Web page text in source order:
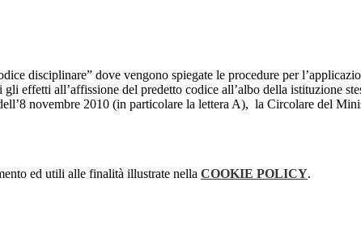
disciplinare” dove vengono spiegate le procedure per
effetti all’affissione del predetto codice all’albo della istituzione
novembre 2010 (in particolare la lettera A), la Circolare del
ed utili alle finalità illustrate nella COOKIE POLICY.